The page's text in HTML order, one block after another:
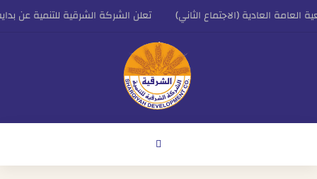
العادية (الاجتماع الثاني)
تعلن الشركة الشرقية للتنمية عن
اعلان الشركة الشرقية للتنمية عن النتائج المالية